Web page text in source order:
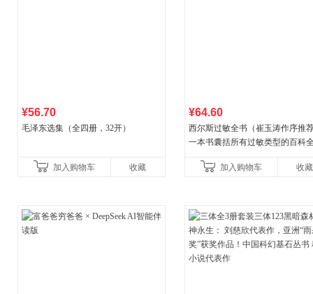
¥56.70
毛泽东选集（全四册，32开）
加入购物车 收藏
¥64.60
西尔斯过敏全书（崔玉涛作序推
一本书囊括所有过敏类型的百科
加入购物车
收藏